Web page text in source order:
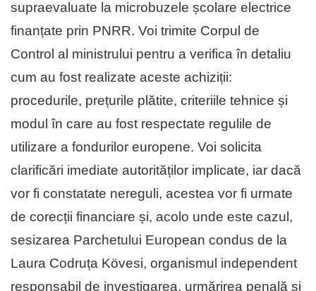
supraevaluate la microbuzele școlare electrice
finanțate prin PNRR. Voi trimite Corpul de
Control al ministrului pentru a verifica în detaliu
cum au fost realizate aceste achiziții:
procedurile, prețurile plătite, criteriile tehnice și
modul în care au fost respectate regulile de
utilizare a fondurilor europene. Voi solicita
clarificări imediate autorităților implicate, iar dacă
vor fi constatate nereguli, acestea vor fi urmate
de corecții financiare și, acolo unde este cazul,
sesizarea Parchetului European condus de la
Laura Codruța Kövesi, organismul independent
responsabil de investigarea, urmărirea penală și